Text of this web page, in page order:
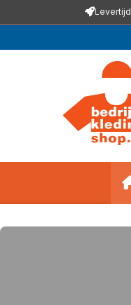
naar de hoofdinhoud
Ga naar de
Ga naar de